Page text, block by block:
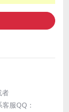
者
服QQ：